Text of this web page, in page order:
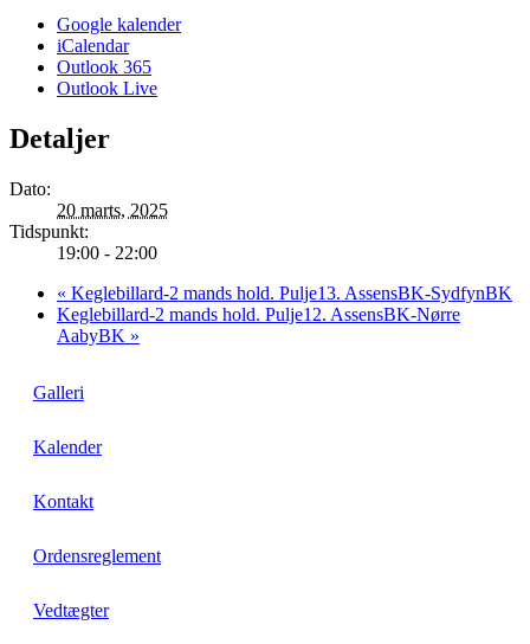
Google kalender
iCalendar
Outlook 365
Outlook Live
Detaljer
Dato:
20 marts, 2025
Tidspunkt:
19:00 - 22:00
« Keglebillard-2 mands hold. Pulje13. AssensBK-SydfynBK
Keglebillard-2 mands hold. Pulje12. AssensBK-Nørre
AabyBK »
Galleri
Kalender
Kontakt
Ordensreglement
Vedtægter